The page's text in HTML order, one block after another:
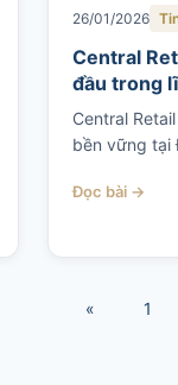
26/01/2026
Central
đầu trong
Central
bền vững tại
Đọc bài →
« 1